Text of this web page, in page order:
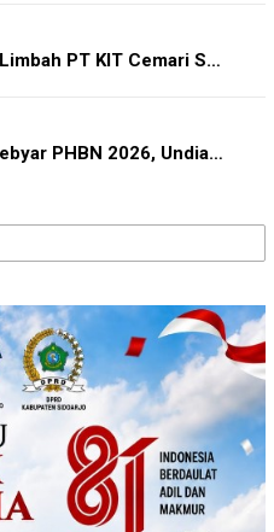
PT KIT Cemari S…
PHBN 2026, Undia…